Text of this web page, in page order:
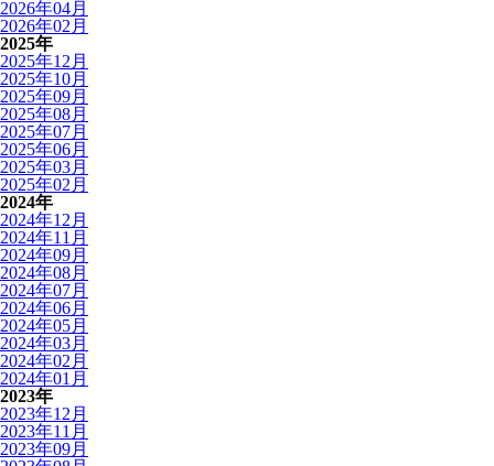
2026年04月
2026年02月
2025年
2025年12月
2025年10月
2025年09月
2025年08月
2025年07月
2025年06月
2025年03月
2025年02月
2024年
2024年12月
2024年11月
2024年09月
2024年08月
2024年07月
2024年06月
2024年05月
2024年03月
2024年02月
2024年01月
2023年
2023年12月
2023年11月
2023年09月